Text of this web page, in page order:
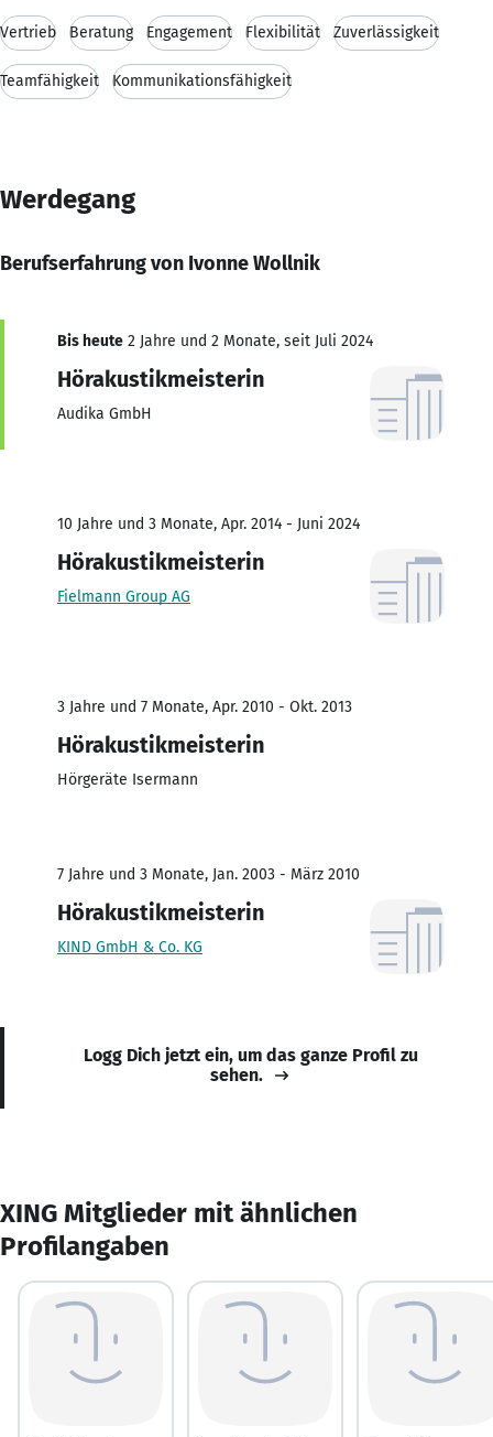
Vertrieb Beratung Engagement Flexibilität Zuverlässigkeit
Teamfähigkeit Kommunikationsfähigkeit
Werdegang
Berufserfahrung von Ivonne Wollnik
Bis heute 2 Jahre und 2 Monate, seit Juli 2024
Hörakustikmeisterin
Audika GmbH
10 Jahre und 3 Monate, Apr. 2014 - Juni 2024
Hörakustikmeisterin
Fielmann Group AG
3 Jahre und 7 Monate, Apr. 2010 - Okt. 2013
Hörakustikmeisterin
Hörgeräte Isermann
7 Jahre und 3 Monate, Jan. 2003 - März 2010
Hörakustikmeisterin
KIND GmbH & Co. KG
Logg Dich jetzt ein, um das ganze Profil zu
sehen.
XING Mitglieder mit ähnlichen
Profilangaben